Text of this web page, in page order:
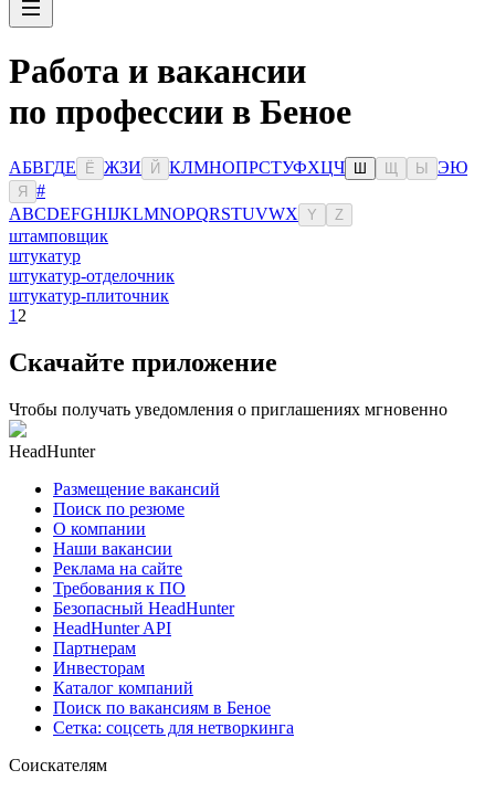
Работа и вакансии
по профессии в Беное
АБВГДЕ Ё ЖЗИ Й КЛМНОПРСТУФХЦЧ Ы ЭЮ
Я
#
ABCDEFGHIJKLMNOPQRSTUVWX Y Z
штамповщик
штукатур
штукатур-отделочник
штукатур-плиточник
1 2
Скачайте приложение
Чтобы получать уведомления о приглашениях мгновенно
HeadHunter
Размещение вакансий
Поиск по резюме
О компании
Наши вакансии
Реклама на сайте
Требования к ПО
Безопасный HeadHunter
HeadHunter API
Партнерам
Инвесторам
Каталог компаний
Поиск по вакансиям в Беное
Сетка: соцсеть для нетворкинга
Соискателям